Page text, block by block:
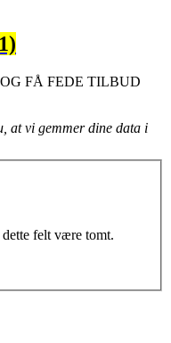
FÅ FEDE TILBUD
at vi gemmer dine data i
felt være tomt.